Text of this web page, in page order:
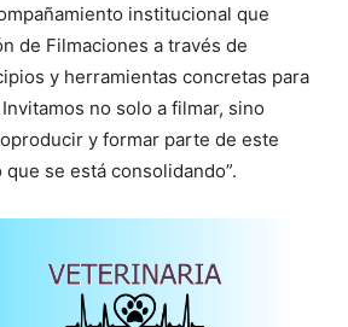
institucional que
de Filmaciones a través de
y herramientas concretas para
no solo a filmar, sino
y formar parte de este
se está consolidando”.